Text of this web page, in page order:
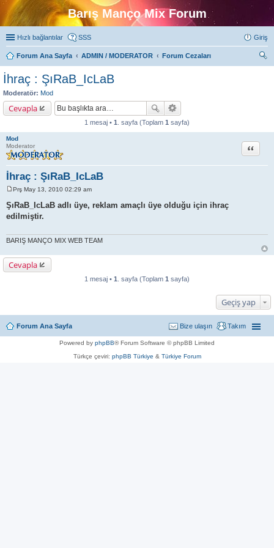
Barış Manço Mix Forum
Hızlı bağlantılar SSS Giriş
Forum Ana Sayfa ADMIN / MODERATOR
Forum Cezaları
İhraç : ŞıRaB_IcLaB
Moderatör: Mod
Cevapla
1 mesaj • 1 . sayfa (Toplam 1 sayfa)
Mod
Moderator
İhraç : ŞıRaB_IcLaB
Alıntı
e
s
a
Prş May 13, 2010 02:29 am
ŞıRaB_IcLaB adlı üye, reklam amaçlı üye olduğu için ihraç
edilmiştir.
BARIŞ MANÇO MIX WEB TEAM
Cevapla
1 mesaj • 1 . sayfa (Toplam 1 sayfa)
Geçiş yap
Forum Ana Sayfa Takım
Bize ulaşın
Powered by phpBB® Forum Software © phpBB Limited
Türkçe çeviri: phpBB Türkiye & Türkiye Forum